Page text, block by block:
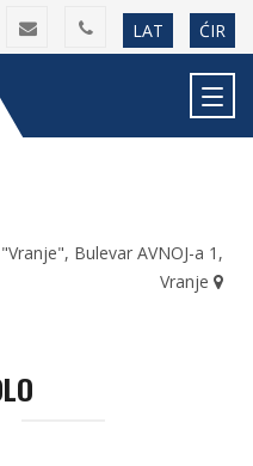
LAT ĆIR
Bulevar AVNOJ-a 1,
Vranje